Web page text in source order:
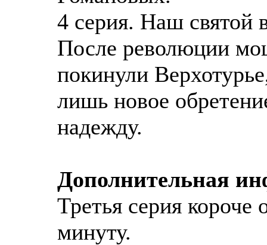
4 серия. Наш святой
После революции
покинули
лишь новое
надежду.
Дополнительная
Третья серия
минуту.